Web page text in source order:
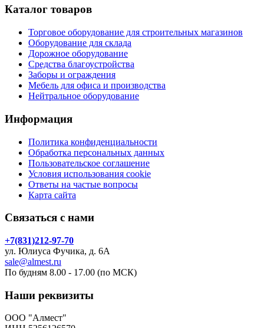
Каталог товаров
Торговое оборудование для строительных магазинов
Оборудование для склада
Дорожное оборудование
Средства благоустройства
Заборы и ограждения
Мебель для офиса и производства
Нейтральное оборудование
Информация
Политика конфиденциальности
Обработка персональных данных
Пользовательское соглашение
Условия использования cookie
Ответы на частые вопросы
Карта сайта
Связаться с нами
+7(831)212-97-70
ул. Юлиуса Фучика, д. 6А
sale@almest.ru
По будням 8.00 - 17.00 (по МСК)
Наши реквизиты
ООО "Алмест"